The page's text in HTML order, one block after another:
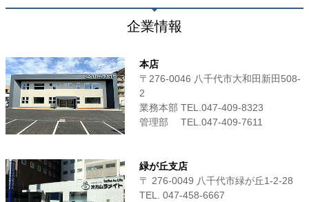
企業情報
本店
〒276-0046 八千代市大和田新田508-
2
業務本部 TEL.047-409-8323
管理部 TEL.047-409-7611
緑が丘支店
〒 276-0049 八千代市緑が丘1-2-28
TEL. 047-458-6667